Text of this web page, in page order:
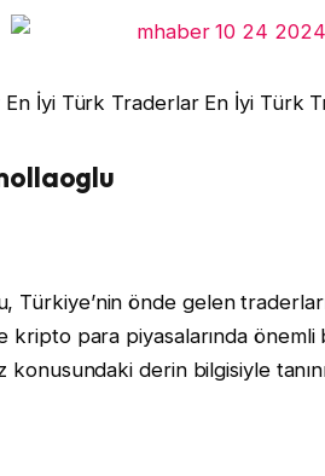
İyi Türk Traderlar En İyi Türk
Türkiye’nin önde gelen
kripto para piyasalarında önemli
derin bilgisiyle